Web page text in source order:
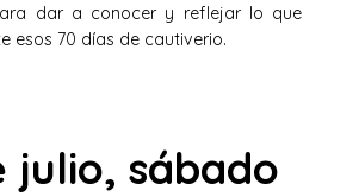
dar a conocer y reflejar lo que
esos 70 días de cautiverio.
julio, sábado